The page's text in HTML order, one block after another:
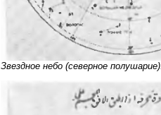
Звездное небо (северное